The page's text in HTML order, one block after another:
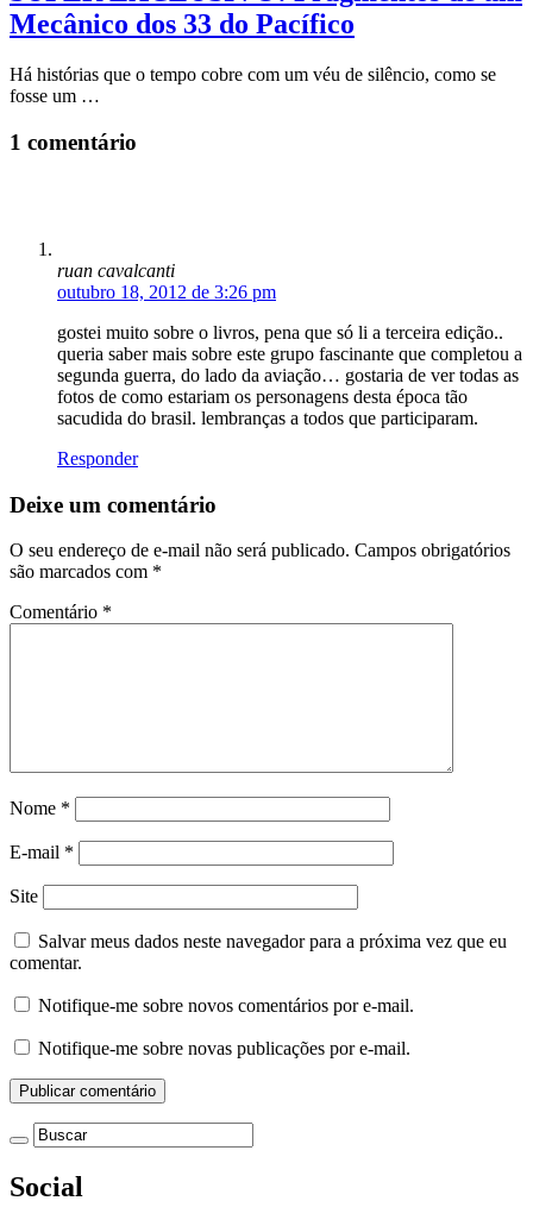
Mecânico dos 33 do Pacífico
Há histórias que o tempo cobre com um véu de silêncio, como se
fosse um …
1 comentário
ruan cavalcanti
outubro 18, 2012 de 3:26 pm
gostei muito sobre o livros, pena que só li a terceira edição..
queria saber mais sobre este grupo fascinante que completou a
segunda guerra, do lado da aviação… gostaria de ver todas as
fotos de como estariam os personagens desta época tão
sacudida do brasil. lembranças a todos que participaram.
Responder
Deixe um comentário
O seu endereço de e-mail não será publicado. Campos obrigatórios
são marcados com *
Comentário *
Nome *
E-mail *
Site
Salvar meus dados neste navegador para a próxima vez que eu
comentar.
Notifique-me sobre novos comentários por e-mail.
Notifique-me sobre novas publicações por e-mail.
Social